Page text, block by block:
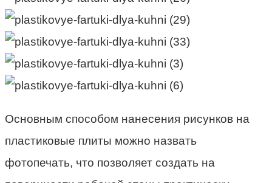
Основным способом нанесения рисунков на
пластиковые плиты можно назвать
фотопечать, что позволяет создать на